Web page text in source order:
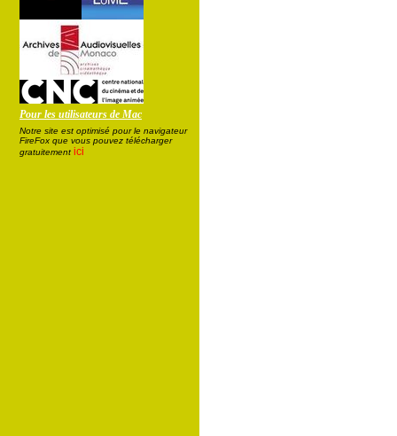
Pour les utilisateurs de Mac
Notre site est optimisé pour le navigateur
FireFox que vous pouvez télécharger
gratuitement ici